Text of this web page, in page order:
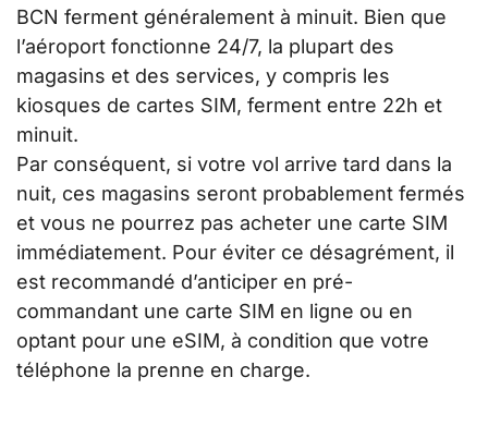
BCN ferment généralement à minuit. Bien que
l’aéroport fonctionne 24/7, la plupart des
magasins et des services, y compris les
kiosques de cartes SIM, ferment entre 22h et
minuit.
Par conséquent, si votre vol arrive tard dans la
nuit, ces magasins seront probablement fermés
et vous ne pourrez pas acheter une carte SIM
immédiatement. Pour éviter ce désagrément, il
est recommandé d’anticiper en pré-
commandant une carte SIM en ligne ou en
optant pour une eSIM, à condition que votre
téléphone la prenne en charge.